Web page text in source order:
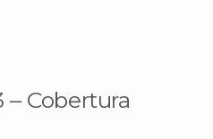
Cobertura